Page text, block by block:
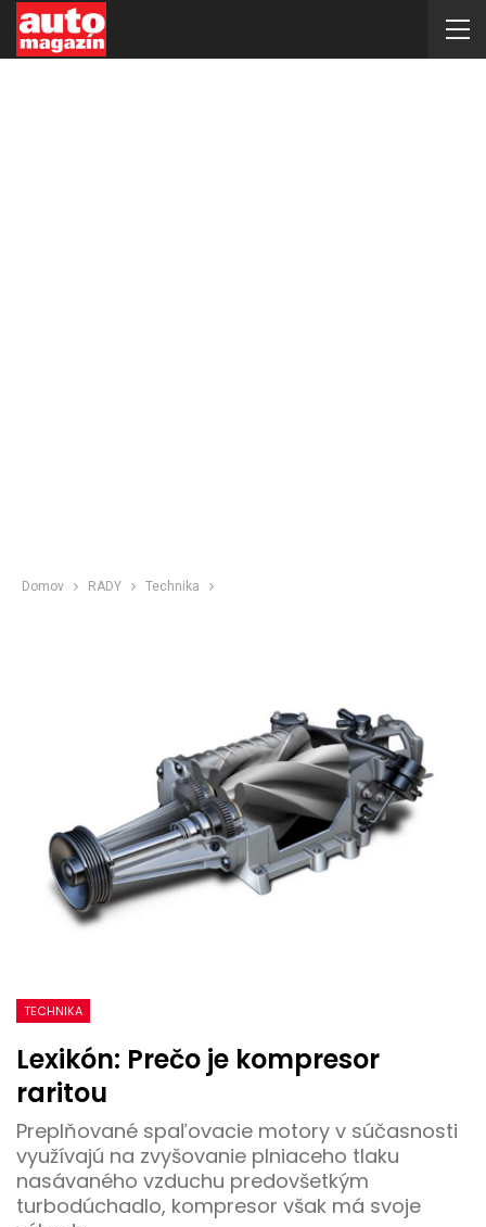
Domov RADY Technika
TECHNIKA
Lexikón: Prečo je kompresor
raritou
Preplňované spaľovacie motory v súčasnosti
využívajú na zvyšovanie plniaceho tlaku
nasávaného vzduchu predovšetkým
turbodúchadlo, kompresor však má svoje